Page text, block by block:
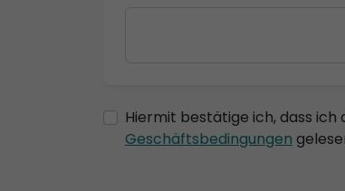
Hiermit bestätige ich, dass ich
Geschäftsbedingungen